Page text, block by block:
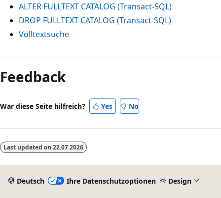
ALTER FULLTEXT CATALOG (Transact-SQL)
DROP FULLTEXT CATALOG (Transact-SQL)
Volltextsuche
Feedback
War diese Seite hilfreich? Yes No
Last updated on 22.07.2026
Deutsch Ihre Datenschutzoptionen Design